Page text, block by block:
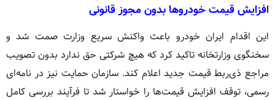
افزایش قیمت خودروها بدون مجوز قانونی
این اقدام ایران خودرو باعث واکنش سریع وزارت صمت شد و
سخنگوی وزارتخانه تاکید کرد که هیچ شرکتی حق ندارد بدون تصویب
مراجع ذی‌ربط قیمت جدید اعلام کند. سازمان حمایت نیز در نامه‌ای
رسمی، توقف افزایش قیمت‌ها را خواستار شد تا فرآیند بررسی کامل